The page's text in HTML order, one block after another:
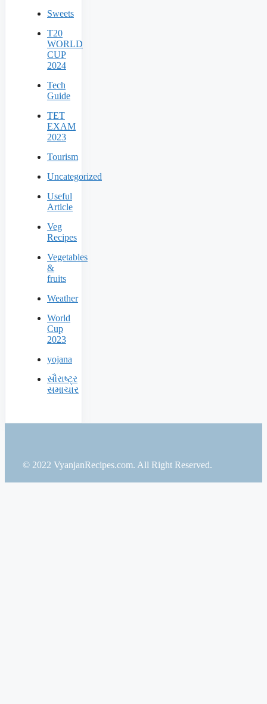
Sweets
T20
WORLD
CUP
2024
Tech
Guide
TET
EXAM
2023
Tourism
Uncategorized
Useful
Article
Veg
Recipes
Vegetables
&
fruits
Weather
World
Cup
2023
yojana
સૌરાષ્ટ્ર
સમાચાર
© 2022 VyanjanRecipes.com. All Right Reserved.